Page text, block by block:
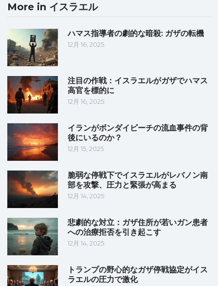
More in イスラエル
ハマス指導者の劇的な暗殺: ガザの転機
12月 16, 2025
注目の作戦：イスラエルがガザでハマス
高官を標的に
12月 16, 2025
イランがボンダイビーチの流血事件の背
後にいるのか？
12月 15, 2025
脆弱な停戦下でイスラエルがレバノン南
部を攻撃、圧力と緊張が高まる
12月 14, 2025
悲劇的な対立：ガザ住所が若いガン患者
への治療拒否を引き起こす
12月 14, 2025
トランプの野心的なガザ停戦協定がイス
ラエルの圧力で激化